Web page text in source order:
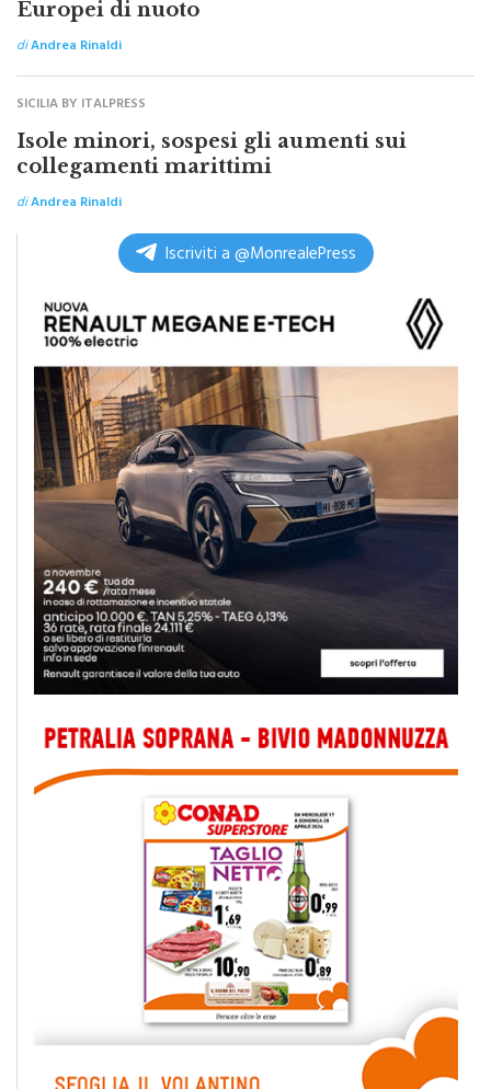
Razzetti d’argento nei 400 misti agli
Europei di nuoto
diAndrea Rinaldi
SICILIA BY ITALPRESS
Isole minori, sospesi gli aumenti sui
collegamenti marittimi
di